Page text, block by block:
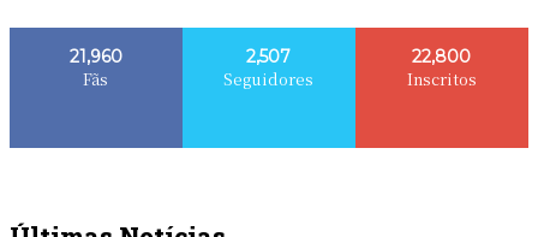
21,960
Fãs
2,507
Seguidores
22,800
Inscritos